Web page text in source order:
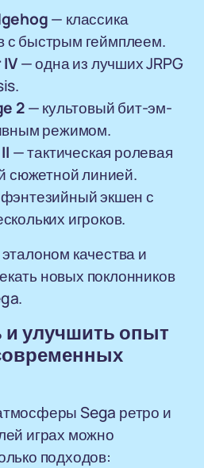
— классика
с быстрым геймплеем.
— одна из лучших JRPG
2— культовый бит-эм-
режимом.
— тактическая ролевая
сюжетной линией.
экшен с
игроков.
качества и
новых поклонников
и улучшить опыт
Sega ретро и
играх можно
подходов: